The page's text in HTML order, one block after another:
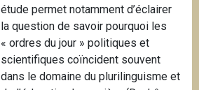
étude permet notamment d’éclairer
la question de savoir pourquoi les
« ordres du jour » politiques et
scientifiques coïncident souvent
dans le domaine du plurilinguisme et